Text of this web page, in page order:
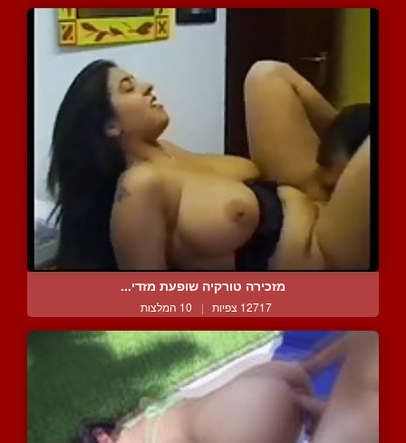
מזכירה טורקיה שופעת מזדי...
12717 צפיות | 10 המלצות